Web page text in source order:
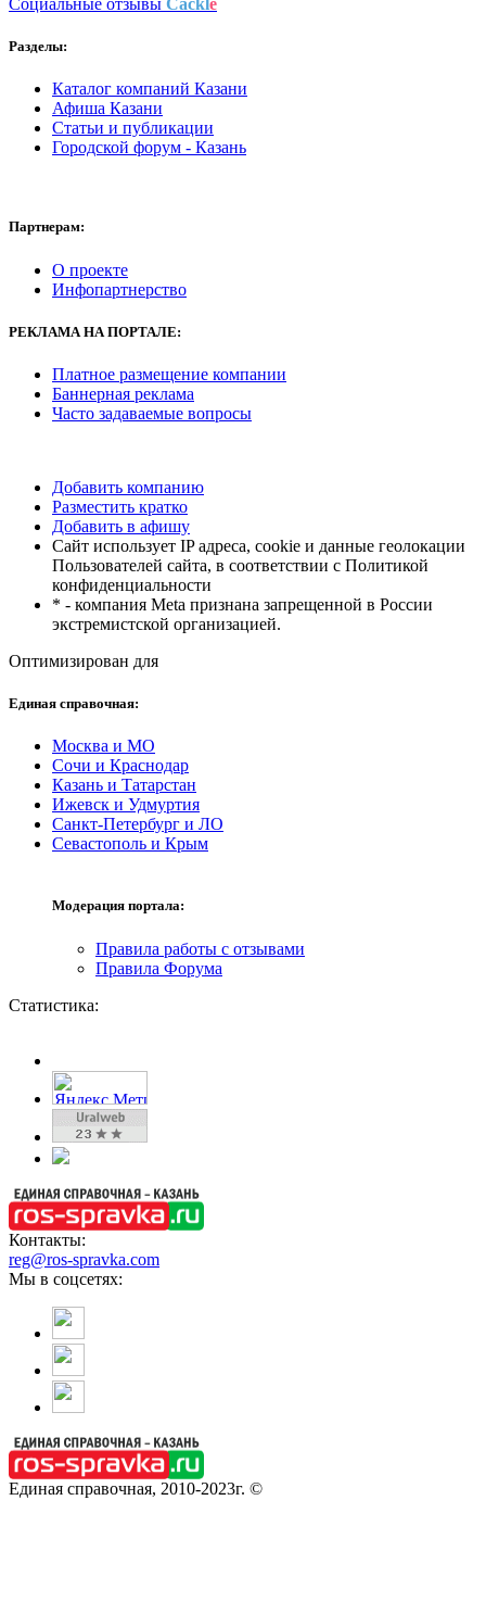
Социальные отзывы Cackl e
Разделы:
Каталог компаний Казани
Афиша Казани
Статьи и публикации
Городской форум - Казань
Партнерам:
О проекте
Инфопартнерство
РЕКЛАМА НА ПОРТАЛЕ:
Платное размещение компании
Баннерная реклама
Часто задаваемые вопросы
Добавить компанию
Разместить кратко
Добавить в афишу
Сайт использует IP адреса, cookie и данные геолокации
Пользователей сайта, в соответствии с Политикой
конфиденциальности
* - компания Meta признана запрещенной в России
экстремистской организацией.
Оптимизирован для
Единая справочная:
Москва и МО
Сочи и Краснодар
Казань и Татарстан
Ижевск и Удмуртия
Санкт-Петербург и ЛО
Севастополь и Крым
Модерация портала:
Правила работы с отзывами
Правила Форума
Статистика:
Контакты:
reg@ros-spravka.com
Мы в соцсетях:
Единая справочная, 2010-2023г. ©